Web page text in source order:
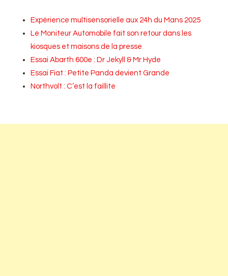
Expérience multisensorielle aux 24h du Mans 2025
Le Moniteur Automobile fait son retour dans les
kiosques et maisons de la presse
Essai Abarth 600e : Dr Jekyll & Mr Hyde
Essai Fiat : Petite Panda devient Grande
Northvolt : C’est la faillite